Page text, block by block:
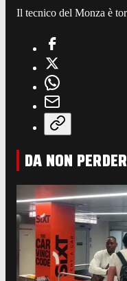
Il tecnico del Monza è
DA NON